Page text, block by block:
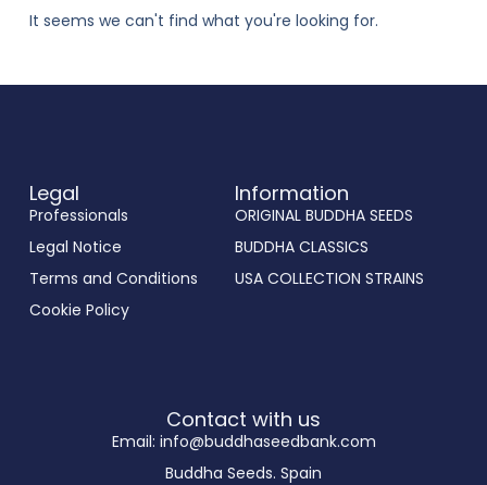
It seems we can't find what you're looking for.
Information
ORIGINAL BUDDHA SEEDS
BUDDHA CLASSICS
USA COLLECTION STRAINS
Legal
Professionals
Legal Notice
Terms and Conditions
Cookie Policy
Contact with us
Email: info@buddhaseedbank.com
Buddha Seeds. Spain